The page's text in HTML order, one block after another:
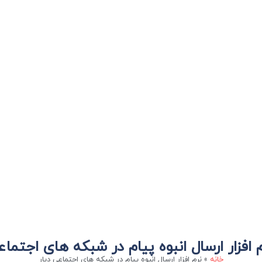
افزار ارسال انبوه پیام در شبکه های
خانه »نرم افزار ارسال انبوه پیام در شبکه های اجتماعی دیار